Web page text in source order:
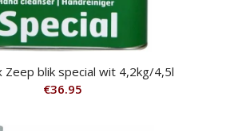
Zeep blik special wit 4,2kg/4,5l
€36.95